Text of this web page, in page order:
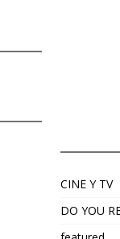
CINE Y TV
DO YOU